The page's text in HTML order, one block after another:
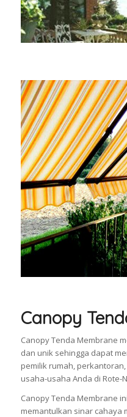
Canopy
Canopy Tenda Membrane
dan unik sehingga dapat
pemilik rumah,
usaha-usaha Anda di Rote-
Canopy Tenda Membrane
memantulkan sinar cahaya